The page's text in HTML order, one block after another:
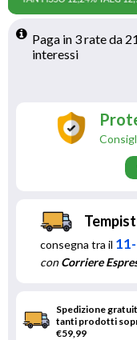
Paga in 3 rate da
interessi
consegna tra il
conCorriere
Spedizione
tanti prodotti
€59,99